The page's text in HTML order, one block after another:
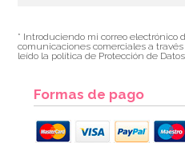
* Introduciendo mi correo electrónico
comunicaciones comerciales a
leído la política de Protección de
Formas de pago